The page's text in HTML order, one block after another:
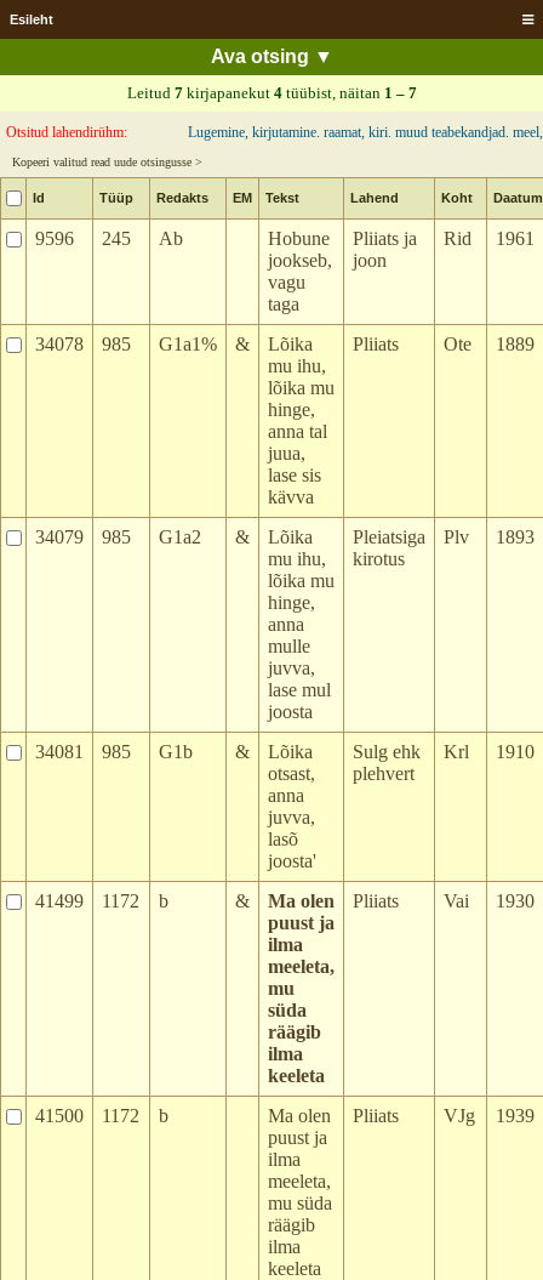
Esileht
Leitud 7kirjapanekut 4tüübist, näitan 1 – 7
Otsitud lahendirühm: Lugemine, kirjutamine. raamat, kiri. muud teabekandjad.
Kopeeri valitud read uude otsingusse >
Id Tüüp Redakts EM Tekst Lahend Koht Daatum
9596 245 Ab
Hobune
jookseb,
vagu
taga
Pliiats ja
joon
Rid 1961
34078 985 G1a1% &
Lõika
mu ihu,
lõika mu
hinge,
anna tal
juua,
lase sis
kävva
Pliiats Ote 1889
34079 985 G1a2 &
Lõika
mu ihu,
lõika mu
hinge,
anna
mulle
juvva,
lase mul
joosta
Pleiatsiga
kirotus
Plv 1893
34081 985 G1b &
Lõika
otsast,
anna
juvva,
lasõ
joosta'
Sulg ehk
plehvert
Krl 1910
41499 1172 b &
Ma olen
puust ja
ilma
meeleta,
mu
süda
räägib
ilma
keeleta
Pliiats Vai 1930
41500 1172 b
Ma olen
puust ja
ilma
meeleta,
mu süda
räägib
ilma
keeleta
Pliiats VJg 1939